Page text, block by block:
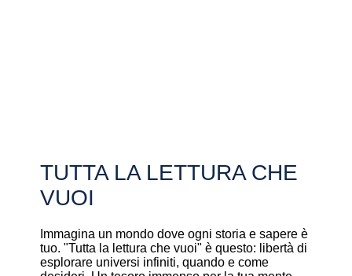
TUTTA LA LETTURA CHE
VUOI
Immagina un mondo dove ogni storia e sapere è
tuo. "Tutta la lettura che vuoi" è questo: libertà di
esplorare universi infiniti, quando e come